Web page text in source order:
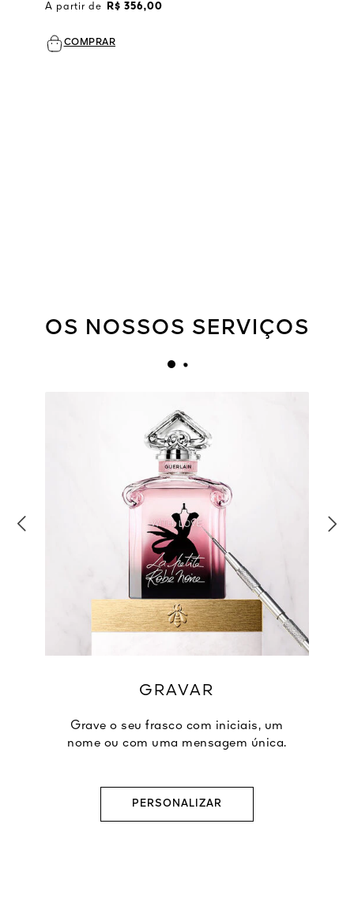
A partir de R$ 356,00
COMPRAR
OS NOSSOS SERVIÇOS
GRAVAR
Grave o seu frasco com iniciais, um
nome ou com uma mensagem única.
PERSONALIZAR